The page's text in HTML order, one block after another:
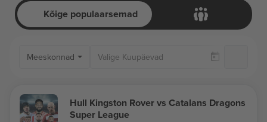
Kõige populaarsemad
Meeskonnad
Hull Kingston Rover vs Catalans Dragons
Super League